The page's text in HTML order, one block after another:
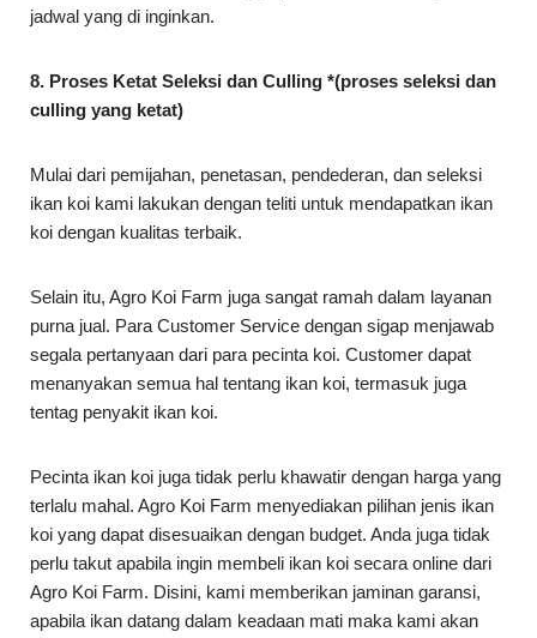
jadwal yang di inginkan.
8. Proses Ketat Seleksi dan Culling *(proses seleksi dan
culling yang ketat)
Mulai dari pemijahan, penetasan, pendederan, dan seleksi
ikan koi kami lakukan dengan teliti untuk mendapatkan ikan
koi dengan kualitas terbaik.
Selain itu, Agro Koi Farm juga sangat ramah dalam layanan
purna jual. Para Customer Service dengan sigap menjawab
segala pertanyaan dari para pecinta koi. Customer dapat
menanyakan semua hal tentang ikan koi, termasuk juga
tentag penyakit ikan koi.
Pecinta ikan koi juga tidak perlu khawatir dengan harga yang
terlalu mahal. Agro Koi Farm menyediakan pilihan jenis ikan
koi yang dapat disesuaikan dengan budget. Anda juga tidak
perlu takut apabila ingin membeli ikan koi secara online dari
Agro Koi Farm. Disini, kami memberikan jaminan garansi,
apabila ikan datang dalam keadaan mati maka kami akan